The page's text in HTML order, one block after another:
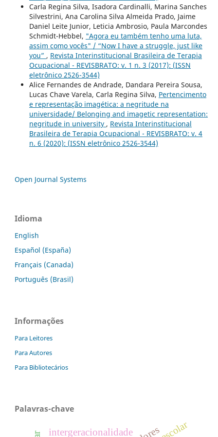
Carla Regina Silva, Isadora Cardinalli, Marina Sanches
Silvestrini, Ana Carolina Silva Almeida Prado, Jaime
Daniel Leite Junior, Leticia Ambrosio, Paula Marcondes
Schmidt-Hebbel, "Agora eu também tenho uma luta,
assim como vocês" / “Now I have a struggle, just like
you” , Revista Interinstitucional Brasileira de Terapia
Ocupacional - REVISBRATO: v. 1 n. 3 (2017): (ISSN
eletrônico 2526-3544)
Alice Fernandes de Andrade, Dandara Pereira Sousa,
Lucas Chave Varela, Carla Regina Silva, Pertencimento
e representação imagética: a negritude na
universidade/ Belonging and imagetic representation:
negritude in university , Revista Interinstitucional
Brasileira de Terapia Ocupacional - REVISBRATO: v. 4
n. 6 (2020): (ISSN eletrônico 2526-3544)
Open Journal Systems
Idioma
English
Español (España)
Français (Canada)
Português (Brasil)
Informações
Para Leitores
Para Autores
Para Bibliotecários
Palavras-chave
intergeracionalidade